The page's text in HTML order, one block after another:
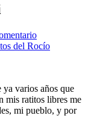
del Rocío
ya varios años que
mis ratitos libres me
mi pueblo, y por